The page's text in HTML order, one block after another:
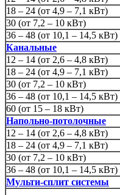
18 – 24 (от 4,9 – 7,1 кВт)
30 (от 7,2 – 10 кВт)
36 – 48 (от 10,1 – 14,5 кВт)
Канальные
12 – 14 (от 2,6 – 4,8 кВт)
18 – 24 (от 4,9 – 7,1 кВт)
30 (от 7,2 – 10 кВт)
36 – 48 (от 10,1 – 14,5 кВт)
60 (от 15 – 18 кВт)
Напольно-потолочные
12 – 14 (от 2,6 – 4,8 кВт)
18 – 24 (от 4,9 – 7,1 кВт)
30 (от 7,2 – 10 кВт)
36 – 48 (от 10,1 – 14,5 кВт)
Мульти-сплит системы